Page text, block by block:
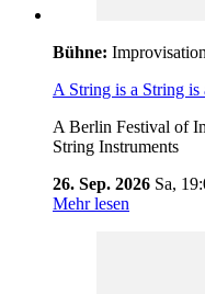
Bühne:
A String is a String is
A Berlin Festival of
String Instruments
26. Sep. 2026 Sa,
Mehr lesen